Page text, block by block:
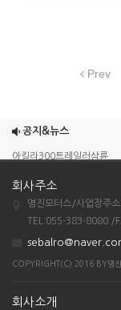
Prev
공지&뉴스
엠보이 125cc삼륜
시티밴승용배달용
조이맥스125cc삼륜
엠보이 125cc삼륜
아킬라300트레일러삼륜
회사주소
명진모터스/사업장주
TEL:055-383-8080 /
COPYRIGHT(C) 2016 BY명
회사소개